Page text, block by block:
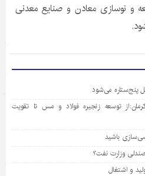
و نوسازی معادن و صنایع معدنی
توسعه زنجیره فولاد و مس تا تقویت
باشید
وزارت نفت؟
و اشتغال